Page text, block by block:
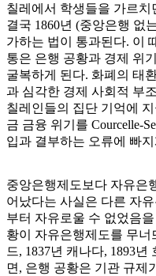
칠레에서 학생들을 가르치
결국 1860년 (중앙은행 없
가하는 법이 통과된다. 이
통은 은행 공황과 경제 위
굴복하게 된다. 화폐의 태
과 심각한 경제 사회적 부
칠레인들의 집단 기억에
금 금융 위기를 Courcelle-
입과 결부하는 오류에 빠
중앙은행제도보다 자유은
어났다는 사실은 다른 자
부터 자유로울 수 없었음
황이 자유은행제도를 무너
드, 1837년 캐나다, 1893년
면, 은행 공황은 기관 규제